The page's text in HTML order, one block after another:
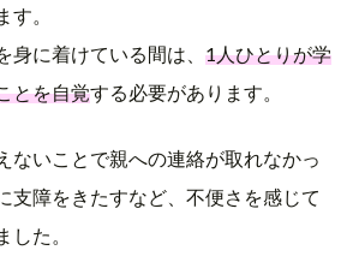
す。
身に着けている間は、 1人ひとりが学
とを自覚する必要があります。
ないことで親への連絡が取れなかっ
支障をきたすなど、不便さを感じて
た。